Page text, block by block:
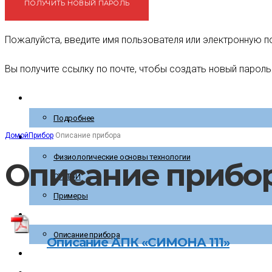
Пожалуйста, введите имя пользователя или электронную
Вы получите ссылку по почте, чтобы создать новый
Подробнее
Технология
Физиологические основы технологии
СТАТЬИ
Примеры
Описание прибора
Домой Прибор Описание прибора
Описание
Описание АПК «СИМОНА 111»